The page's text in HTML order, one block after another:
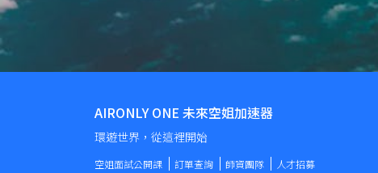
AIRONLY ONE 未來空姐加速器
環遊世界，從這裡開始
空姐面試公開課 訂單查詢 師資團隊 人才招募